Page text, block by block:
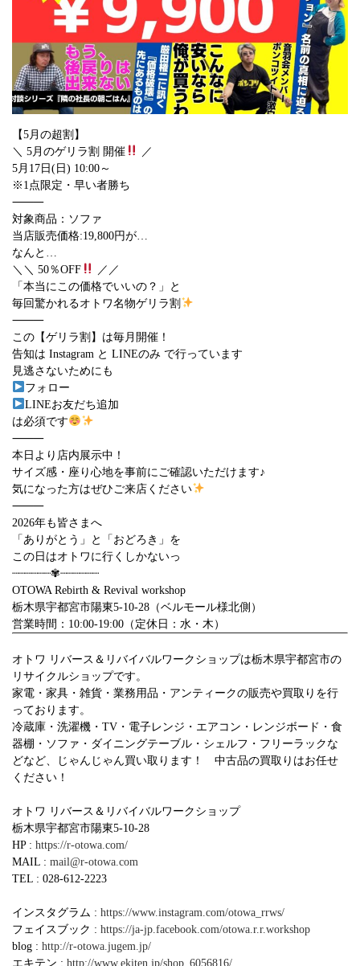
【5月の超割】
＼ 5月のゲリラ割 開催
／
5月17日(日) 10:00～
※1点限定・早い者勝ち
⸻
対象商品：ソファ
当店販売価格:19,800円が…
なんと…
＼＼ 50％OFF
／／
「本当にこの価格でいいの？」と
毎回驚かれるオトワ名物ゲリラ割
⸻
この【ゲリラ割】は毎月開催！
告知は Instagram と LINEのみ で行っています
見逃さないためにも
フォロー
LINEお友だち追加
は必須です
⸻
本日より店内展示中！
サイズ感・座り心地を事前にご確認いただけます♪
気になった方はぜひご来店ください
⸻
2026年も皆さまへ
「ありがとう」と「おどろき」を
この日はオトワに行くしかないっ
┈┈┈┈┈┈✾┈┈┈┈┈┈
OTOWA Rebirth & Revival workshop
栃木県宇都宮市陽東5-10-28（ベルモール様北側）
営業時間：10:00-19:00（定休日：水・木）
オトワ リバース＆リバイバルワークショップは栃木県宇都宮市の
リサイクルショップです。
家電・家具・雑貨・業務用品・アンティークの販売や買取りを行
っております。
冷蔵庫・洗濯機・TV・電子レンジ・エアコン・レンジボード・食
器棚・ソファ・ダイニングテーブル・シェルフ・フリーラックな
どなど、じゃんじゃん買い取ります！ 中古品の買取りはお任せ
ください！
オトワ リバース＆リバイバルワークショップ
栃木県宇都宮市陽東5-10-28
HP : https://r-otowa.com/
MAIL : mail@r-otowa.com
TEL : 028-612-2223
インスタグラム : https://www.instagram.com/otowa_rrws/
フェイスブック : https://ja-jp.facebook.com/otowa.r.r.workshop
blog : http://r-otowa.jugem.jp/
エキテン : http://www.ekiten.jp/shop_6056816/